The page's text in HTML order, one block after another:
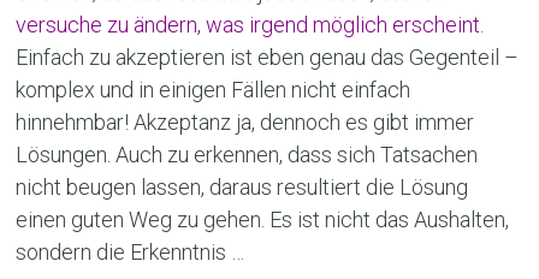
versuche zu ändern, was irgend möglich erscheint.
Einfach zu akzeptieren ist eben genau das Gegenteil –
komplex und in einigen Fällen nicht einfach
hinnehmbar! Akzeptanz ja, dennoch es gibt immer
Lösungen. Auch zu erkennen, dass sich Tatsachen
nicht beugen lassen, daraus resultiert die Lösung
einen guten Weg zu gehen. Es ist nicht das Aushalten,
sondern die Erkenntnis …